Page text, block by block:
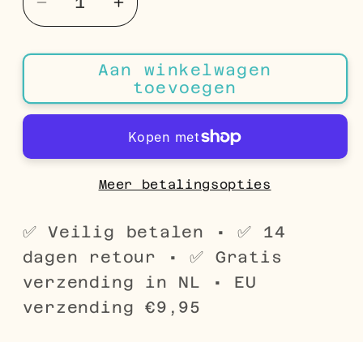
Aantal
verlagen
voor
Ashanger
Sierlijk
Hart
Zilverkleurig
Staal
38x18mm
Gedenksieraad
Aantal
verhogen
voor
Ashanger
Sierlijk
Hart
Zilverkleurig
Staal
38x18mm
Gedenksieraad
Aan winkelwagen
toevoegen
Meer betalingsopties
✅ Veilig betalen • ✅ 14
dagen retour • ✅ Gratis
verzending in NL • EU
verzending €9,95